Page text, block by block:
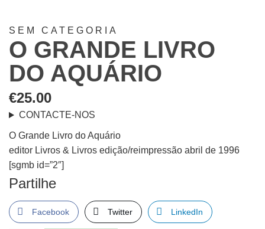
SEM CATEGORIA
O GRANDE LIVRO
DO AQUÁRIO
€25.00
CONTACTE-NOS
O Grande Livro do Aquário
editor Livros & Livros edição/reimpressão abril de 1996
[sgmb id=”2″]
Partilhe
Facebook Twitter LinkedIn